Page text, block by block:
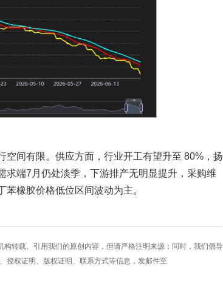
间有限。供应方面，行业开工有望升至 80%，扬
端7月仍处淡季，下游排产无明显提升，采购维
橡胶价格低位区间波动为主。
转载、引用我们的原创内容，但请严格注明来源；同时，我们倡导
授权证明、版权证明、联系方式等信息，发邮件至